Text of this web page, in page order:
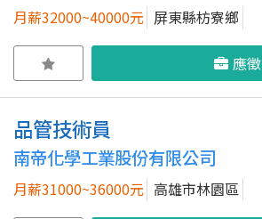
月薪32000~40000元 屏東縣枋寮鄉
應徵
品管技術員
南帝化學工業股份有限公司
月薪31000~36000元 高雄市林園區